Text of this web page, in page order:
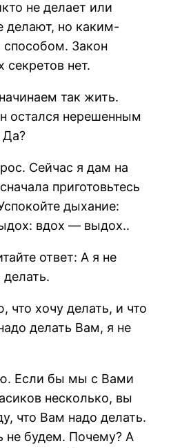
не делает или
делают, но каким-
Закон
секретов нет.
так жить.
остался нерешенным
Да?
Сейчас я дам на
приготовьтесь
дыхание:
вдох — выдох..
ответ: А я не
что хочу делать, и что
делать Вам, я не
Если бы мы с Вами
несколько, вы
что Вам надо делать.
не будем. Почему? А